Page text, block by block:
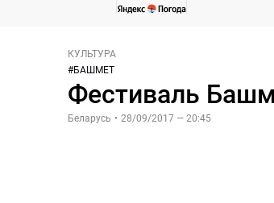
КУЛЬТУРА
#БАШМЕТ
Фестиваль
Беларусь • 28/09/2017 — 20:45